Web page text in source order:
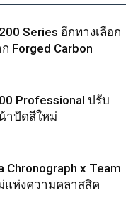
Series อีกทางเลือก
Forged Carbon
Professional ปรับ
าปัดสีใหม่
Chronograph x Team
แห่งความคลาสสิค